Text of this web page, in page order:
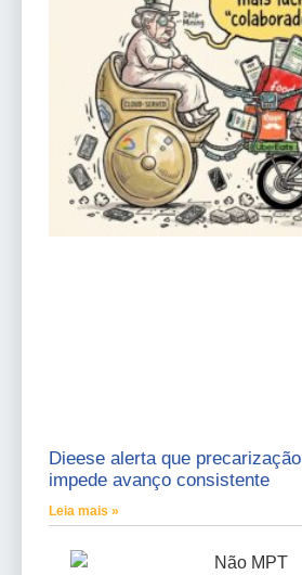
Dieese alerta que
impede avanço consistente
Leia mais »